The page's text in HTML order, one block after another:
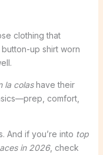
clothing that
up shirt worn
la colashave their
comfort,
And if you’re into top
in 2026, check